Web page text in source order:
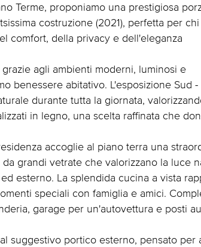
Terme, proponiamo una prestigiosa
costruzione (2021), perfetta per
comfort, della privacy e dell'eleganza
agli ambienti moderni, luminosi e
benessere abitativo. L'esposizione Sud -
durante tutta la giornata,
in legno, una scelta raffinata che
accoglie al piano terra una
grandi vetrate che valorizzano la luce
esterno. La splendida cucina a vista
speciali con famiglia e amici.
garage per un'autovettura e posti
suggestivo portico esterno, pensato per